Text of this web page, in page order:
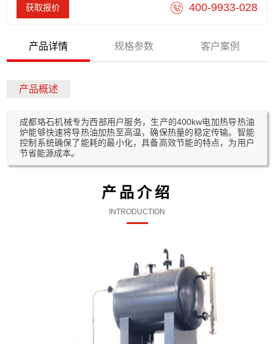
获取报价 400-9933-028
产品详情 规格参数 客户案例
产品概述
成都珞石机械专为西部用户服务，生产的400kw电加热导热油
炉能够快速将导热油加热至高温，确保热量的稳定传输。智能
控制系统确保了能耗的最小化，具备高效节能的特点，为用户
节省能源成本。
产品介绍
INTRODUCTION